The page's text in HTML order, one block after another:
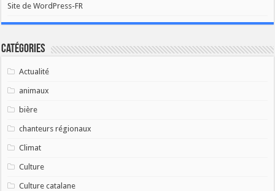
Site de WordPress-FR
Catégories
Actualité
animaux
bière
chanteurs régionaux
Climat
Culture
Culture catalane